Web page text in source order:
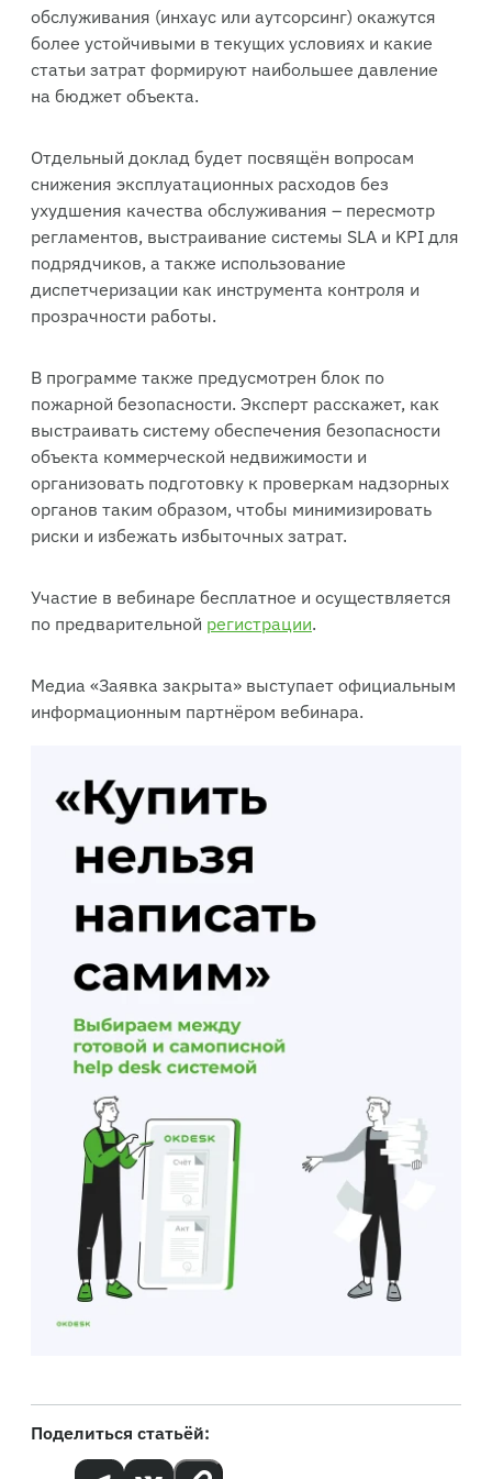
обслуживания (инхаус или аутсорсинг) окажутся
более устойчивыми в текущих условиях и какие
статьи затрат формируют наибольшее давление
на бюджет объекта.
Отдельный доклад будет посвящён вопросам
снижения эксплуатационных расходов без
ухудшения качества обслуживания – пересмотр
регламентов, выстраивание системы SLA и KPI для
подрядчиков, а также использование
диспетчеризации как инструмента контроля и
прозрачности работы.
В программе также предусмотрен блок по
пожарной безопасности. Эксперт расскажет, как
выстраивать систему обеспечения безопасности
объекта коммерческой недвижимости и
организовать подготовку к проверкам надзорных
органов таким образом, чтобы минимизировать
риски и избежать избыточных затрат.
Участие в вебинаре бесплатное и осуществляется
по предварительной регистрации.
Медиа «Заявка закрыта» выступает официальным
информационным партнёром вебинара.
Поделиться статьёй: